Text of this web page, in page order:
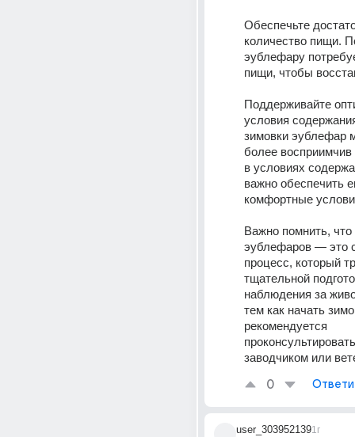
Обеспечьте
количество пищи.
эублефару
пищи, чтобы
Поддерживайте
условия
зимовки эублефар
более
в условиях
важно обеспечить
комфортные
Важно помнить, что
эублефаров — это
процесс, который
тщательной
наблюдения за
тем как начать
рекомендуется
заводчиком или
0
user_3039521391г